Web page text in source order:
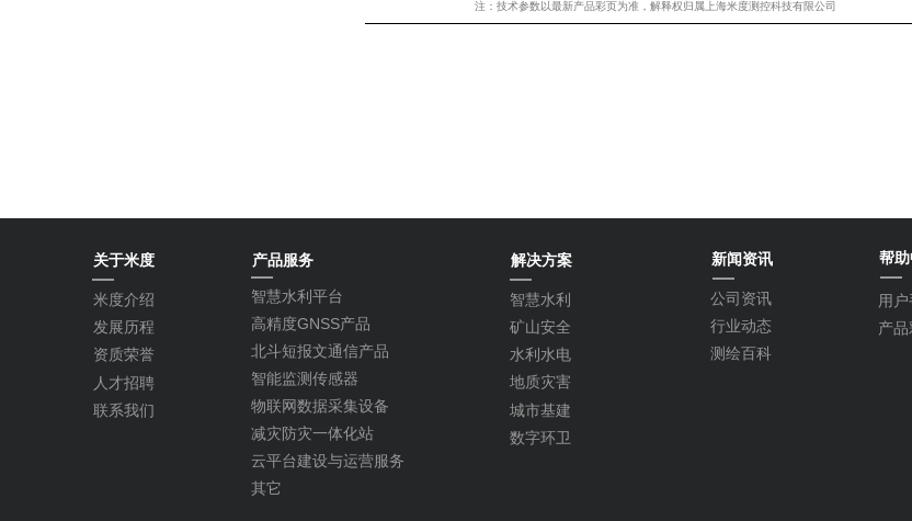
注：技术参数以最新产品彩页为准，解释权归属上海米度测控科技有限公司
公司资讯
行业动态
测绘百科
新闻资讯
用
产
帮
米度介绍
发展历程
资质荣誉
人才招聘
联系我们
关于米度
智慧水利平台
高精度GNSS产品
北斗短报文通信产品
智能监测传感器
物联网数据采集设备
减灾防灾一体化站
云平台建设与运营服务
其它
产品服务
智慧水利
矿山安全
水利水电
地质灾害
城市基建
数字环卫
解决方案